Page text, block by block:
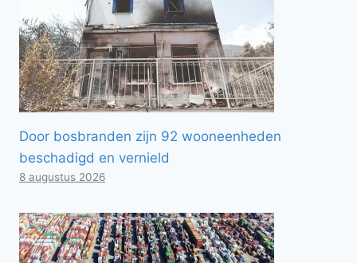
Door bosbranden zijn 92 wooneenheden
beschadigd en vernield
8 augustus 2026